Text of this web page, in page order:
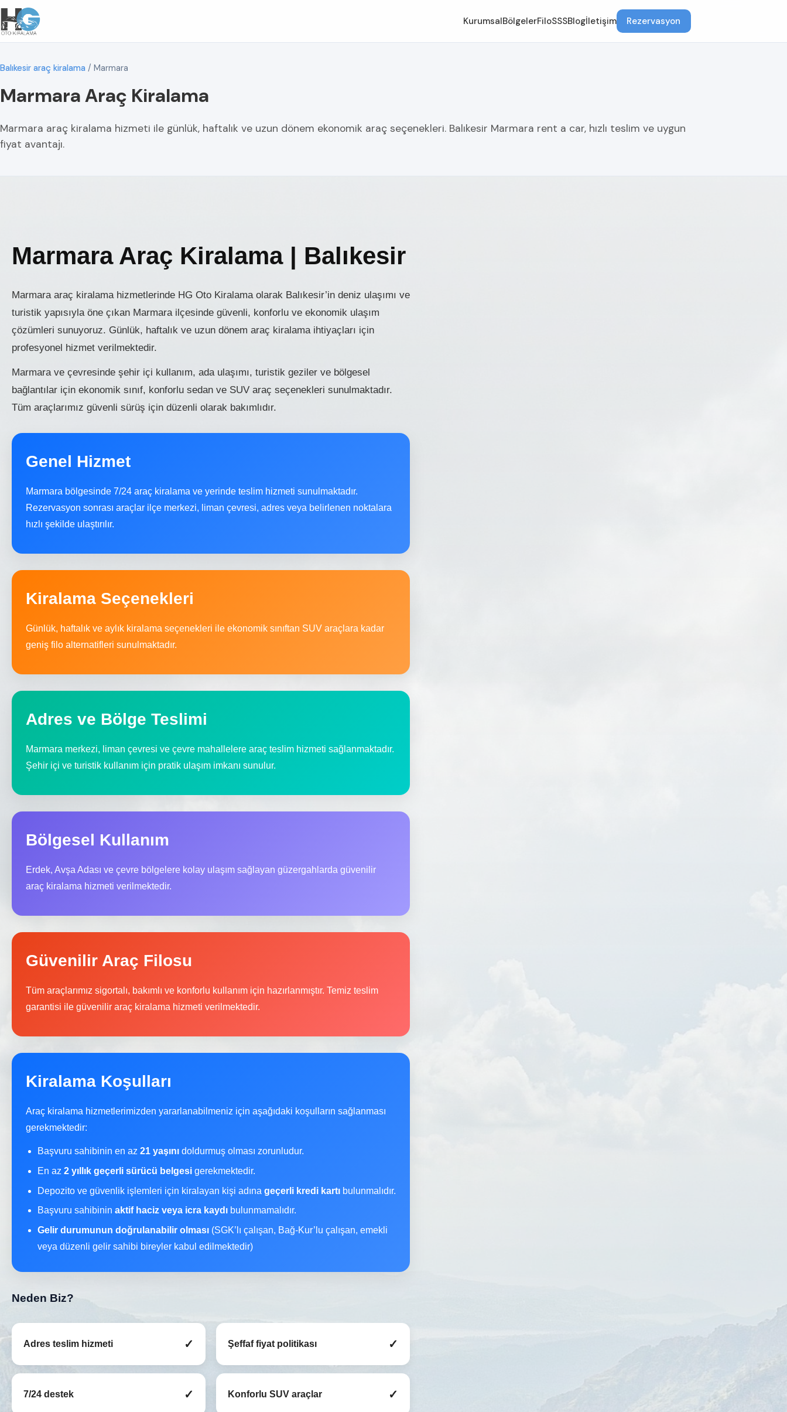
KurumsalBölgelerFiloSSSBlogİletişim Rezervasyon
Balıkesir araç kiralama / Marmara
Marmara Araç Kiralama
Marmara araç kiralama hizmeti ile günlük, haftalık ve uzun dönem ekonomik araç seçenekleri. Balıkesir Marmara rent a car, hızlı teslim ve uygun
fiyat avantajı.
Marmara Araç Kiralama | Balıkesir
Marmara araç kiralama hizmetlerinde HG Oto Kiralama olarak Balıkesir’in deniz ulaşımı ve
turistik yapısıyla öne çıkan Marmara ilçesinde güvenli, konforlu ve ekonomik ulaşım
çözümleri sunuyoruz. Günlük, haftalık ve uzun dönem araç kiralama ihtiyaçları için
profesyonel hizmet verilmektedir.
Marmara ve çevresinde şehir içi kullanım, ada ulaşımı, turistik geziler ve bölgesel
bağlantılar için ekonomik sınıf, konforlu sedan ve SUV araç seçenekleri sunulmaktadır.
Tüm araçlarımız güvenli sürüş için düzenli olarak bakımlıdır.
Genel Hizmet
Marmara bölgesinde 7/24 araç kiralama ve yerinde teslim hizmeti sunulmaktadır.
Rezervasyon sonrası araçlar ilçe merkezi, liman çevresi, adres veya belirlenen noktalara
hızlı şekilde ulaştırılır.
Kiralama Seçenekleri
Günlük, haftalık ve aylık kiralama seçenekleri ile ekonomik sınıftan SUV araçlara kadar
geniş filo alternatifleri sunulmaktadır.
Adres ve Bölge Teslimi
Marmara merkezi, liman çevresi ve çevre mahallelere araç teslim hizmeti sağlanmaktadır.
Şehir içi ve turistik kullanım için pratik ulaşım imkanı sunulur.
Bölgesel Kullanım
Erdek, Avşa Adası ve çevre bölgelere kolay ulaşım sağlayan güzergahlarda güvenilir
araç kiralama hizmeti verilmektedir.
Güvenilir Araç Filosu
Tüm araçlarımız sigortalı, bakımlı ve konforlu kullanım için hazırlanmıştır. Temiz teslim
garantisi ile güvenilir araç kiralama hizmeti verilmektedir.
Kiralama Koşulları
Araç kiralama hizmetlerimizden yararlanabilmeniz için aşağıdaki koşulların sağlanması
gerekmektedir:
Başvuru sahibinin en az 21 yaşını doldurmuş olması zorunludur.
En az 2 yıllık geçerli sürücü belgesi gerekmektedir.
Depozito ve güvenlik işlemleri için kiralayan kişi adına geçerli kredi kartı bulunmalıdır.
Başvuru sahibinin aktif haciz veya icra kaydı bulunmamalıdır.
Gelir durumunun doğrulanabilir olması (SGK’lı çalışan, Bağ-Kur’lu çalışan, emekli
veya düzenli gelir sahibi bireyler kabul edilmektedir)
Neden Biz?
Adres teslim hizmeti ✓
7/24 destek ✓
Şeffaf fiyat politikası ✓
Konforlu SUV araçlar ✓